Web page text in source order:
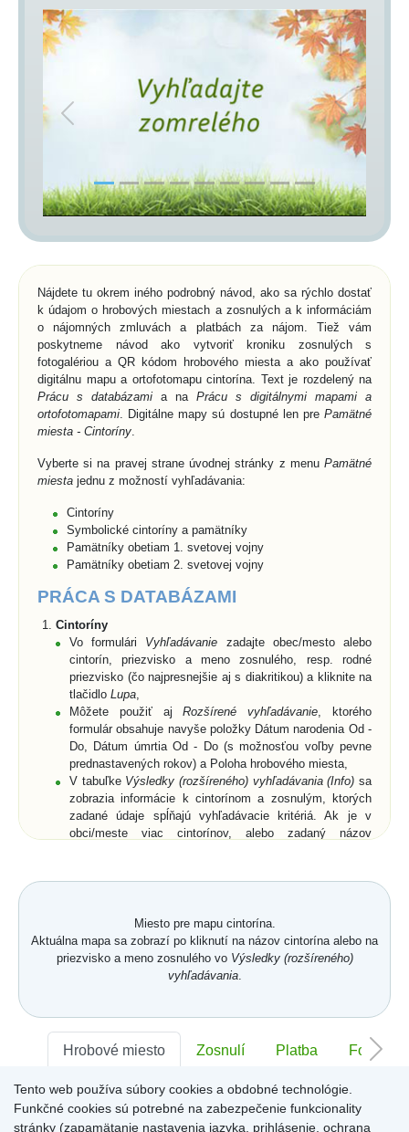
Previous Next
Nájdete tu okrem iného podrobný návod, ako sa rýchlo dostať
k údajom o hrobových miestach a zosnulých a k informáciám
o nájomných zmluvách a platbách za nájom. Tiež vám
poskytneme návod ako vytvoriť kroniku zosnulých s
fotogalériou a QR kódom hrobového miesta a ako používať
digitálnu mapu a ortofotomapu cintorína. Text je rozdelený na
Prácu s databázami a na Prácu s digitálnymi mapami a
ortofotomapami . Digitálne mapy sú dostupné len pre Pamätné
miesta - Cintoríny
Vyberte si na pravej strane úvodnej stránky z menu Pamätné
miesta jednu z možností vyhľadávania:
Cintoríny
Symbolické cintoríny a pamätníky
Pamätníky obetiam 1. svetovej vojny
Pamätníky obetiam 2. svetovej vojny
PRÁCA S DATABÁZAMI
Cintoríny
Vo formulári Vyhľadávanie zadajte obec/mesto alebo
cintorín, priezvisko a meno zosnulého, resp. rodné
priezvisko (čo najpresnejšie aj s diakritikou) a kliknite na
tlačidlo Lupa
Môžete použiť ajRozšírené vyhľadávanie , ktorého
formulár obsahuje navyše položky Dátum narodenia Od -
Do, Dátum úmrtia Od - Do (s možnosťou voľby pevne
prednastavených rokov) a Poloha hrobového miesta,
V tabuľke Výsledky (rozšíreného) vyhľadávania (Info) sa
zobrazia informácie k cintorínom a zosnulým, ktorých
zadané údaje spĺňajú vyhľadávacie kritériá. Ak je v
obci/meste viac cintorínov, alebo zadaný názov
zosnulého resp. jeho rodné priezvisko) vo všetkých
Vyberte zo zoznamu cintorín alebo zosnulého a
kliknutím potvrďte výber,
Zobrazí saKarta hrobového miesta so záložkami
... (viď. popis nižšie) a buď len
Karte hrobového miesta
sú v pravom hornom rohu
ikonyMapa,GPS aZdieľať. Po kliknutí na ne sa
súradnice hrobového miesta (funkcia môže byť pre daný
cintorín uzamknutá) alebo získate URL adresu aktuálne
zobrazenej stránky.
Miesto pre mapu cintorína.
Aktuálna mapa sa zobrazí po kliknutí na názov cintorína alebo na
priezvisko a meno zosnulého vo Výsledky (rozšíreného)
vyhľadávania.
Hrobové miesto Zosnulí Platba Foto
Sektor:- Rad:- Číslo:-
Tento web používa súbory cookies a obdobné technológie.
Funkčné cookies sú potrebné na zabezpečenie funkcionality
stránky (zapamätanie nastavenia jazyka, prihlásenie, ochrana